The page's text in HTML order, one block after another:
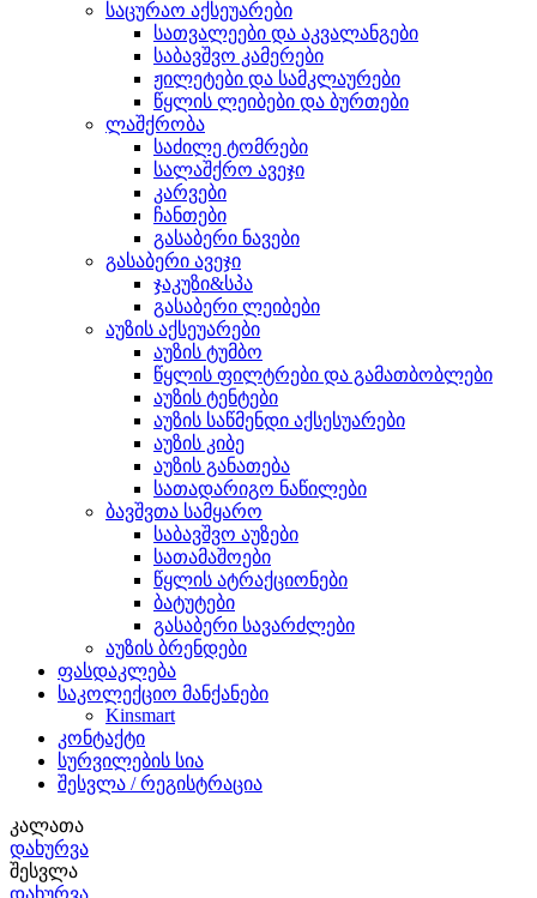
საცურაო აქსეუარები
სათვალეები და აკვალანგები
საბავშვო კამერები
ჟილეტები და სამკლაურები
წყლის ლეიბები და ბურთები
ლაშქრობა
საძილე ტომრები
სალაშქრო ავეჯი
კარვები
ჩანთები
გასაბერი ნავები
გასაბერი ავეჯი
ჯაკუზი&სპა
გასაბერი ლეიბები
აუზის აქსეუარები
აუზის ტუმბო
წყლის ფილტრები და გამათბობლები
აუზის ტენტები
აუზის საწმენდი აქსესუარები
აუზის კიბე
აუზის განათება
სათადარიგო ნაწილები
ბავშვთა სამყარო
საბავშვო აუზები
სათამაშოები
წყლის ატრაქციონები
ბატუტები
გასაბერი სავარძლები
აუზის ბრენდები
ფასდაკლება
საკოლექციო მანქანები
Kinsmart
კონტაქტი
სურვილების სია
შესვლა / რეგისტრაცია
კალათა
დახურვა
შესვლა
დახურვა